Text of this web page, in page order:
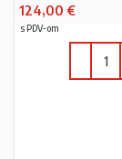
124,00 €
s PDV-om